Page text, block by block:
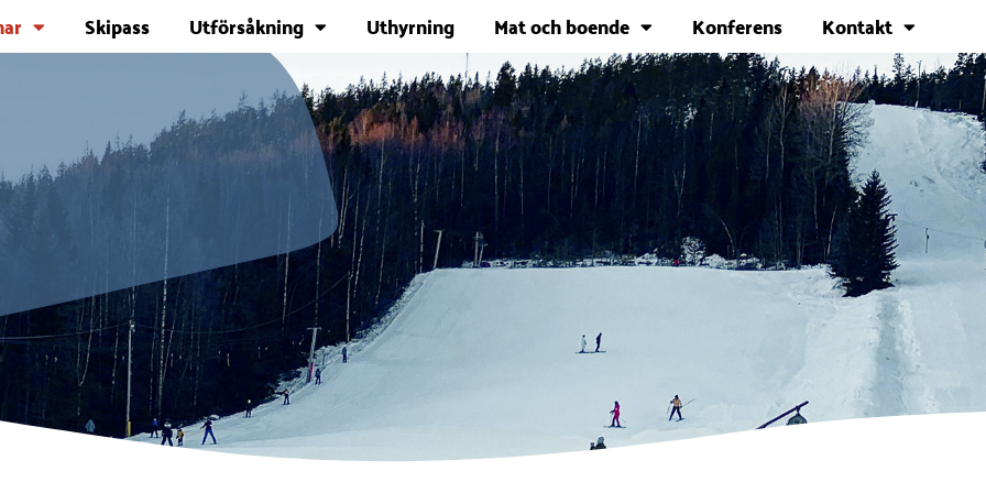
Skipass Utförsåkning Uthyrning Mat och boende Konferens Kontakt